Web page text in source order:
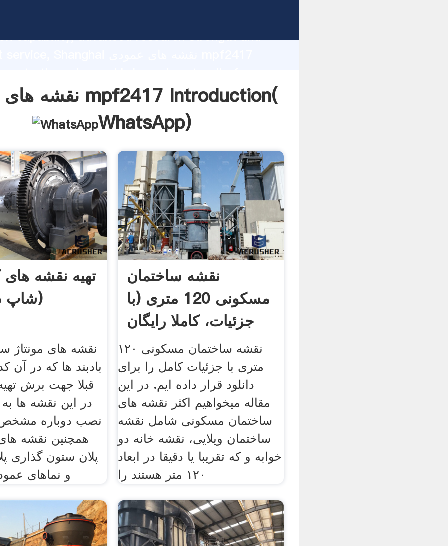
capability, advanced research strength and
نقشه های عمودی mpf2417 Introduction(
WhatsApp)
تهیه نقشه های
(شاپ
نقشه های مونتاژ
بادبند ها که در آن
قبلا جهت برش
در این نقشه ها
نصب دوباره
همچنین نقشه
پلان ستون گذاری
و نماهای
نقشه ساختمان
مسکونی 120 متری (با
جزئیات، کاملا رایگان
نقشه ساختمان مسکونی ۱۲۰
متری با جزئیات کامل را برای
دانلود قرار داده ایم. در این
مقاله میخواهیم اکثر نقشه های
ساختمان مسکونی شامل نقشه
ساختمان ویلایی، نقشه خانه دو
خوابه و که تقریبا یا دقیقا در ابعاد
۱۲۰ متر هستند را